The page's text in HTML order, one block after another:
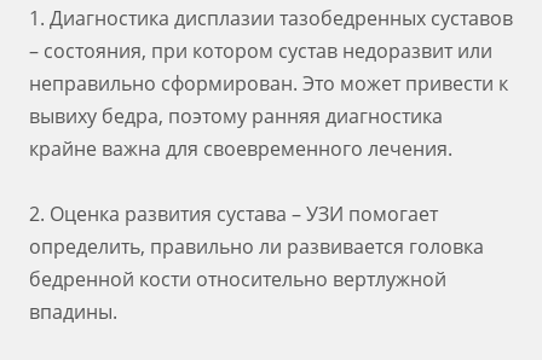
1. Диагностика дисплазии тазобедренных суставов
– состояния, при котором сустав недоразвит или
неправильно сформирован. Это может привести к
вывиху бедра, поэтому ранняя диагностика
крайне важна для своевременного лечения.
2. Оценка развития сустава – УЗИ помогает
определить, правильно ли развивается головка
бедренной кости относительно вертлужной
впадины.